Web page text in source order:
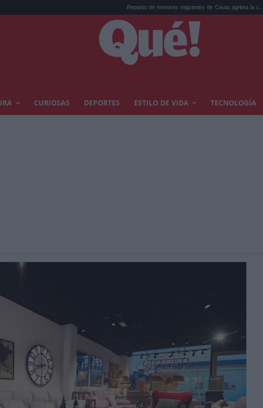
Reparto de menores migrantes de Ceuta agrieta la c... La
CURIOSAS DEPORTES ESTILO DE VIDA TECNOLOGÍA